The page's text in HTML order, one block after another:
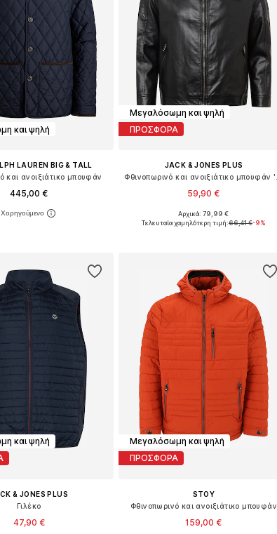
και ψηλή
LAUREN BIG & TALL
και ανοιξιάτικο μπουφάν
445,00 €
Μεγαλόσωμη και ψηλή
ΠΡΟΣΦΟΡΑ
JACK & JONES PLUS
59,90 €
Διαθέσιμο σε πολλά μεγέθη
Αρχικά: 79,99 €
Τελευταία χαμηλότερη τιμή:66,41 €-9%
και ψηλή
& JONES PLUS
Γιλέκο
47,90 €
Μεγαλόσωμη και ψηλή
ΠΡΟΣΦΟΡΑ
STOY
Φθινοπωρινό και ανοιξιάτικο μπουφάν
159,00 €